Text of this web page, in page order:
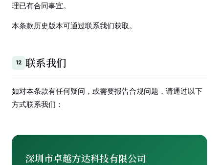
理已有合同事宜。
本条款历史版本可通过联系我们获取。
12 联系我们
如对本条款有任何疑问，或需要报告合规问题，请通过以下
方式联系我们：
深圳市卓越方达科技有限公司